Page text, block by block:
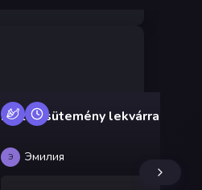
Mézes sütemény lekvárral
Э Эмилия